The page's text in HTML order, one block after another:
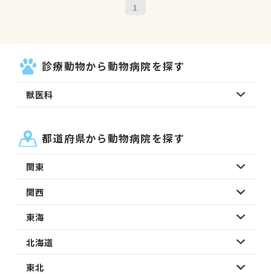
1
診療動物から動物病院を探す
獣医科
都道府県から動物病院を探す
関東
関西
東海
北海道
東北